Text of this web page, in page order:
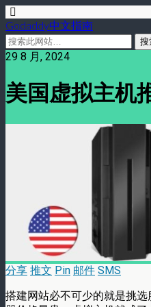
Godaddy中文指南
29 8 月, 2024
美国虚拟主机
分享 推文 Pin 邮件 SMS
搭建网站必不可少的就是挑